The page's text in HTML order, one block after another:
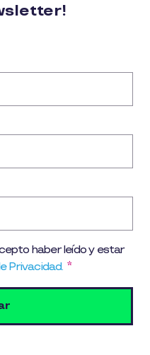
haber leído y estar
Privacidad. *